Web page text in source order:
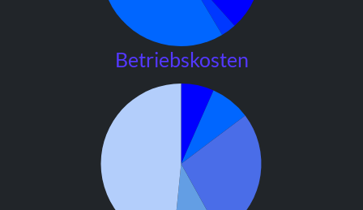
Betriebskosten